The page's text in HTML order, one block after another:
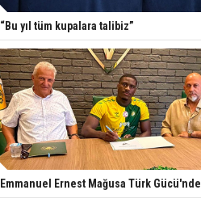
“Bu yıl tüm kupalara talibiz”
Emmanuel Ernest Mağusa Türk Gücü'nde